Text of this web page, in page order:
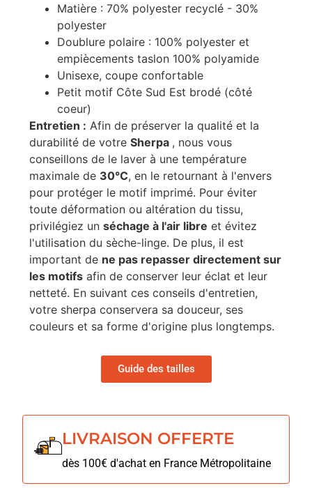
Matière : 70% polyester recyclé - 30%
polyester
Doublure polaire : 100% polyester et
empiècements taslon 100% polyamide
Unisexe, coupe confortable
Petit motif Côte Sud Est brodé (côté
coeur)
Entretien : Afin de préserver la qualité et la
durabilité de votre Sherpa , nous vous
conseillons de le laver à une température
maximale de 30°C, en le retournant à l'envers
pour protéger le motif imprimé. Pour éviter
toute déformation ou altération du tissu,
privilégiez un séchage à l'air libre et évitez
l'utilisation du sèche-linge. De plus, il est
important de ne pas repasser directement sur
les motifs afin de conserver leur éclat et leur
netteté. En suivant ces conseils d'entretien,
votre sherpa conservera sa douceur, ses
couleurs et sa forme d'origine plus longtemps.
Guide des tailles
LIVRAISON OFFERTE
dès 100€ d'achat en France Métropolitaine